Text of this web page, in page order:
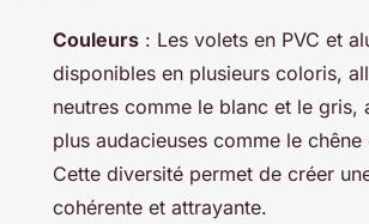
Couleurs : Les volets en PVC et
disponibles en plusieurs coloris,
neutres comme le blanc et le gris,
plus audacieuses comme le
Cette diversité permet de créer
cohérente et attrayante.